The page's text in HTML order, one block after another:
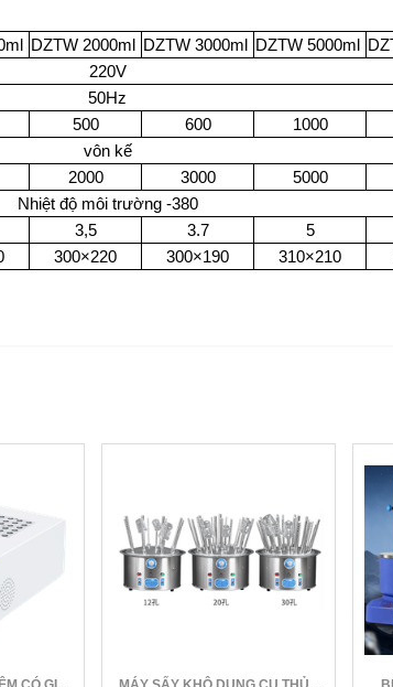
DZTW 2000ml DZTW 3000ml DZTW 5000ml
220V
50Hz
500 600 1000
vôn kế
2000 3000 5000
Nhiệt độ môi trường -380
3,5 3.7 5
300×220 300×190 310×210